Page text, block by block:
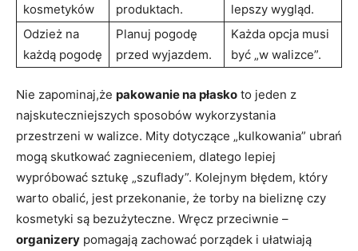
kosmetyków
produktach.
lepszy wygląd.
Odzież na
każdą pogodę
Planuj‌ pogodę
⁤przed wyjazdem.
Każda opcja musi
być „w ‍walizce”.
Nie zapominaj,że pakowanie na płasko to ⁣jeden z⁣
najskuteczniejszych sposobów wykorzystania
przestrzeni w walizce.‍ Mity ‌dotyczące „kulkowania” ubrań
mogą skutkować zagnieceniem, dlatego lepiej ​
wypróbować sztukę ⁣„szuflady”. Kolejnym błędem,‌ który​
warto obalić, jest przekonanie,‍ że⁣ torby na bieliznę czy‍
kosmetyki są bezużyteczne.‍ Wręcz przeciwnie​ –
organizery pomagają zachować porządek i ułatwiają